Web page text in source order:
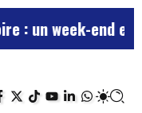
week-end